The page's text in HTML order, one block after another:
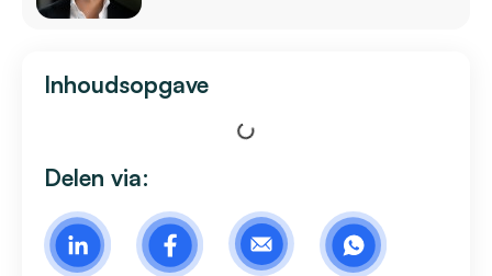
Inhoudsopgave
Delen via: